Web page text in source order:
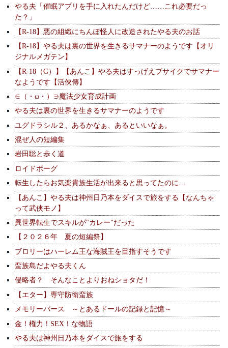
やる夫「催眠アプリを手に入れたんだけど……これ必要だっ
た？」
【R-18】悪の組織にちんぽ怪人に改造されたやる夫のお話
【R-18】やる夫は裏の世界を生きるサマナーのようです【オリ
ジナルメガテン】
【R-18（G）】【あんこ】やる夫はすっげえブサイクでサマナー
なようです【活俠傳】
∈（・ω・）∋魔法少女育成計画
やる夫は裏の世界を生きるサマナーのようです
ユグドラシル２、あるかなぁ、あるといいなぁ。
混ぜ人の短編集
岩田聡と歩く道
ロイドボーグ
転生したらお気楽貴族生活が出来ると思ってたのに…
【あんこ】やる夫は神州日乃本をダイスで旅をする【なんちゃ
って武侠モノ】
異世界転生でスキルが"カレー"だった
【２０２６年 夏の短編祭】
ブロリーはハーレム王な海賊王を目指すそうです
蛮族島だよやる夫くん
侵略者？ そんなことよりおねショタだ！
【エター】専守防衛蛮族
メモリーバース ～とあるドールの記録と記憶～
金！権力！SEX！な物語
やる夫は神州日乃本をダイスで旅をする